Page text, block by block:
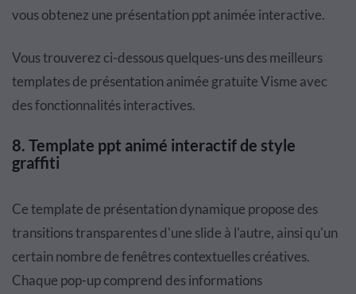
vous obtenez une présentation ppt animée interactive.
Vous trouverez ci-dessous quelques-uns des meilleurs
templates de présentation animée gratuite Visme avec
des fonctionnalités interactives.
8. Template ppt animé interactif de style
graffiti
Ce template de présentation dynamique propose des
transitions transparentes d'une slide à l'autre, ainsi qu'un
certain nombre de fenêtres contextuelles créatives.
Chaque pop-up comprend des informations